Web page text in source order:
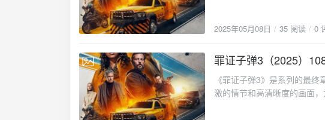
实。他们的爱情超越了种族
清晰细腻，无论是精灵施展
视觉效果。内嵌的简繁双语
港澳台地区的观众，都能根
icon="fa-download"
content="点此下载"/}
部最终章绝对不容错过。电
系列复杂的局面。影片通过
莱诺和阿列斯基之间的对决
1080p的高清画质，内封简
人物表情的微妙变化，都得
2025年05月08日 35 阅读 0
2025-05-08
罪证子弹3（2025）
《罪证子弹3》是系列的最
激的情节和高清晰度的画面